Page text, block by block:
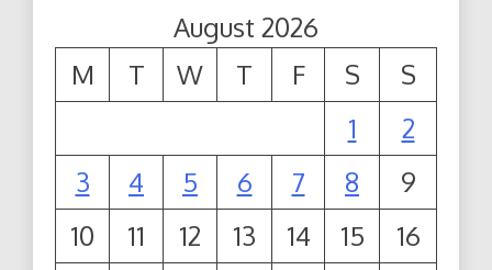
August 2026
M
T W T F S
S
1
2
3
4 5 6 7 8
9
10
11 12 13 14 15
16